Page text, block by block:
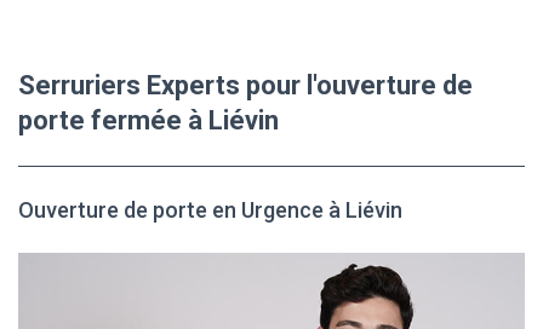
Serruriers Experts pour l'ouverture de
porte fermée à Liévin
Ouverture de porte en Urgence à Liévin